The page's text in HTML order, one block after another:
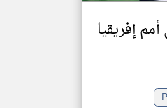
إفريقيا